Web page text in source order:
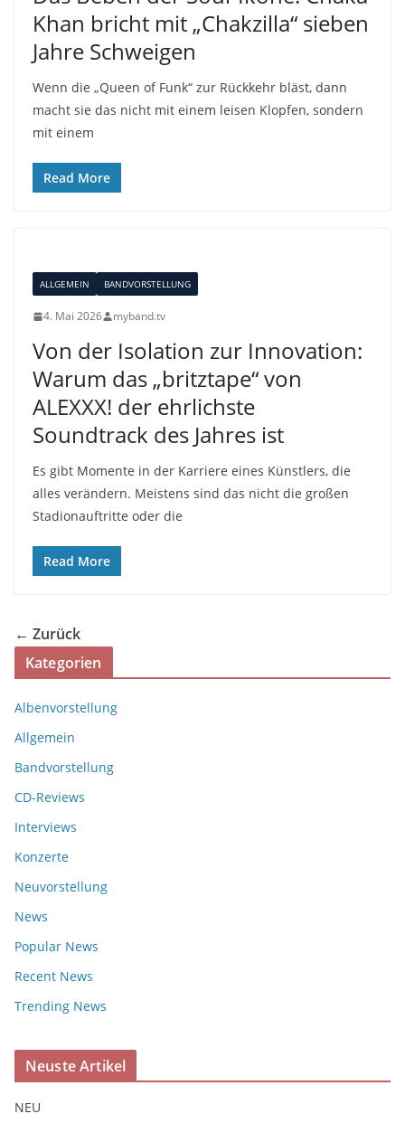
Khan bricht mit „Chakzilla“ sieben
Jahre Schweigen
Wenn die „Queen of Funk“ zur Rückkehr bläst, dann
macht sie das nicht mit einem leisen Klopfen, sondern
mit einem
Read More
ALLGEMEIN BANDVORSTELLUNG
4. Mai 2026 myband.tv
Von der Isolation zur Innovation:
Warum das „britztape“ von
ALEXXX! der ehrlichste
Soundtrack des Jahres ist
Es gibt Momente in der Karriere eines Künstlers, die
alles verändern. Meistens sind das nicht die großen
Stadionauftritte oder die
Read More
← Zurück
Kategorien
Albenvorstellung
Allgemein
Bandvorstellung
CD-Reviews
Interviews
Konzerte
Neuvorstellung
News
Popular News
Recent News
Trending News
Neuste Artikel
NEU